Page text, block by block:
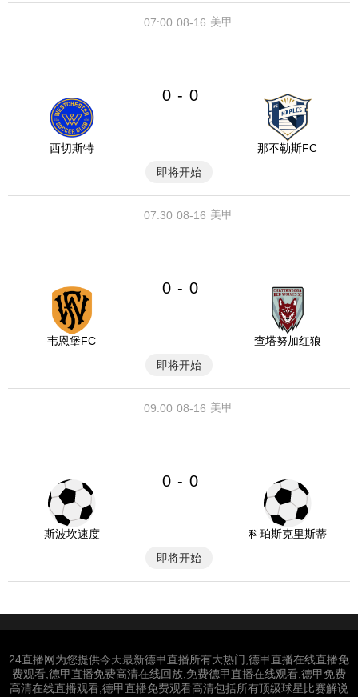
08-16
07:00 美甲
西切斯特
0 - 0
那不勒斯FC
即将开始
08-16
07:30 美甲
韦恩堡FC
0 - 0
查塔努加红狼
即将开始
08-16
09:00 美甲
斯波坎速度
0 - 0
科珀斯克里斯蒂
即将开始
24直播网为您提供今天最新德甲直播所有大热门,德甲直播在线直播免
费观看,德甲直播免费高清在线回放,免费德甲直播在线观看,德甲免费
高清在线直播观看,德甲直播免费观看高清包括所有顶级球星比赛解说